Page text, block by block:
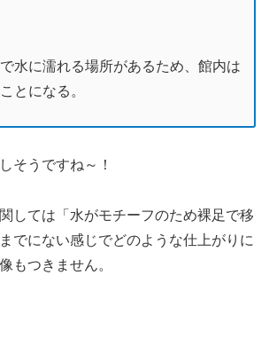
水に濡れる場所があるため、館内は
とになる。
そうですね～！
しては「水がモチーフのため裸足で移
でにない感じでどのような仕上がりに
もつきません。